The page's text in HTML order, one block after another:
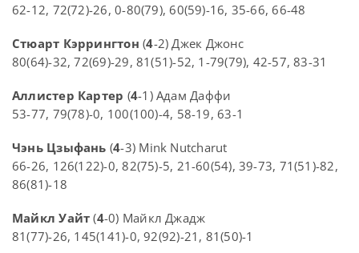
62-12, 72(72)-26, 0-80(79), 60(59)-16, 35-66, 66-48
Стюарт Кэррингтон (4-2) Джек Джонс
80(64)-32, 72(69)-29, 81(51)-52, 1-79(79), 42-57, 83-31
Аллистер Картер (4-1) Адам Даффи
53-77, 79(78)-0, 100(100)-4, 58-19, 63-1
Чэнь Цзыфань (4-3) Mink Nutcharut
66-26, 126(122)-0, 82(75)-5, 21-60(54), 39-73, 71(51)-82,
86(81)-18
Майкл Уайт (4-0) Майкл Джадж
81(77)-26, 145(141)-0, 92(92)-21, 81(50)-1